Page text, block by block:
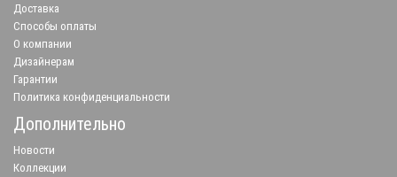
Доставка
Способы оплаты
О компании
Дизайнерам
Гарантии
Политика конфиденциальности
Дополнительно
Новости
Коллекции